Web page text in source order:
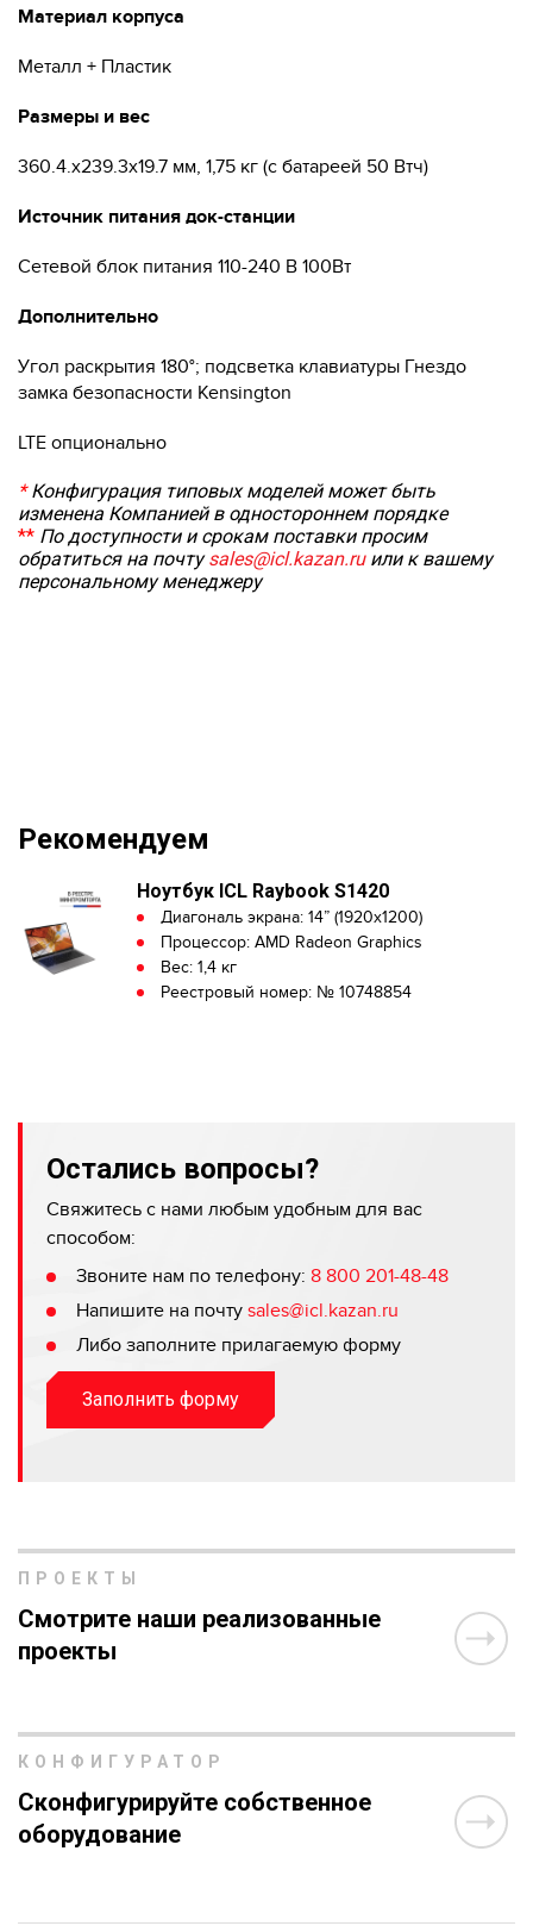
Материал корпуса
Металл + Пластик
Размеры и вес
360.4.х239.3х19.7 мм, 1,75 кг (с батареей 50 Втч)
Источник питания док-станции
Сетевой блок питания 110-240 В 100Вт
Дополнительно
Угол раскрытия 180°; подсветка клавиатуры Гнездо
замка безопасности Kensington
LTE опционально
*Конфигурация типовых моделей может быть
изменена Компанией в одностороннем порядке
** По доступности и срокам поставки просим
обратиться на почтуsales@icl.kazan.ru или к вашему
персональному менеджеру
Рекомендуем
Ноутбук ICL Raybook S1420
Диагональ экрана: 14” (1920x1200)
Процессор: AMD Radeon Graphics
Вес: 1,4 кг
Реестровый номер: № 10748854
Остались вопросы?
Свяжитесь с нами любым удобным для вас
способом:
Звоните нам по телефону: 8 800 201-48-48
Напишите на почту sales@icl.kazan.ru
Либо заполните прилагаемую форму
Заполнить форму
ПРОЕКТЫ
Смотрите наши реализованные
проекты
КОНФИГУРАТОР
Сконфигурируйте собственное
оборудование